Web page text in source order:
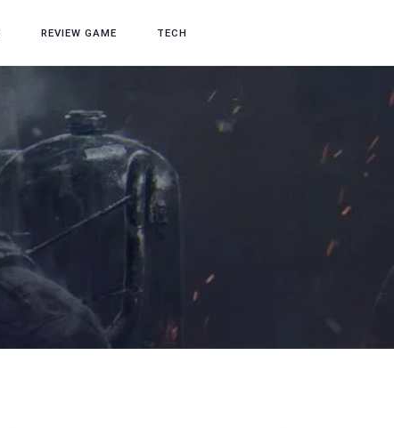
REVIEW GAME TECH